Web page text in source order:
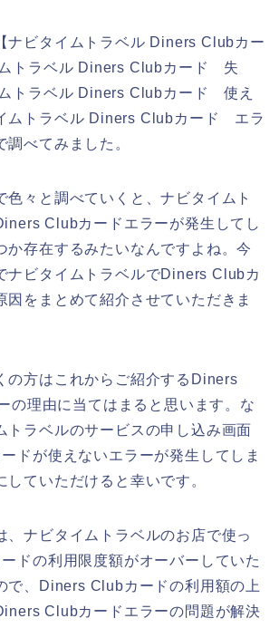
ナビタイムトラベル Diners Clubカー
ムトラベル Diners Clubカード 失
トラベル Diners Clubカード 使え
ムトラベル Diners Clubカード エラ
調べてみました。
色々と調べていくと、ナビタイムト
Clubカードエラーが発生してし
か存在するみたいなんですよね。今
ナビタイムトラベルでDiners Clubカ
因をまとめて紹介させていただきま
の方はこれからご紹介するDiners
の理由に当てはまると思います。な
トラベルのサービスの申し込み画面
ドが使えないエラーが発生してしま
していただけると幸いです。
、ナビタイムトラベルのお店で使っ
ドの利用限度額がオーバーしていた
で、Diners Clubカードの利用額の上
Clubカードエラーの問題が解決